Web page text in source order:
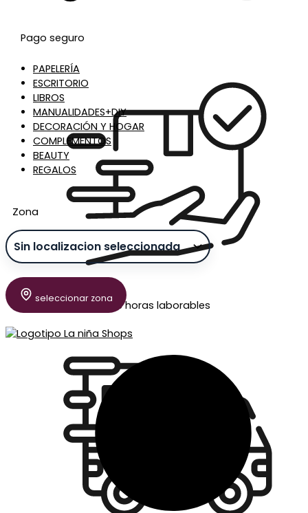
PAPELERÍA
ESCRITORIO
LIBROS
MANUALIDADES+DIY
DECORACIÓN Y HOGAR
COMPLEMENTOS
BEAUTY
REGALOS
Zona
seleccionar zona
Pago seguro
Envío en 24/48 horas laborables